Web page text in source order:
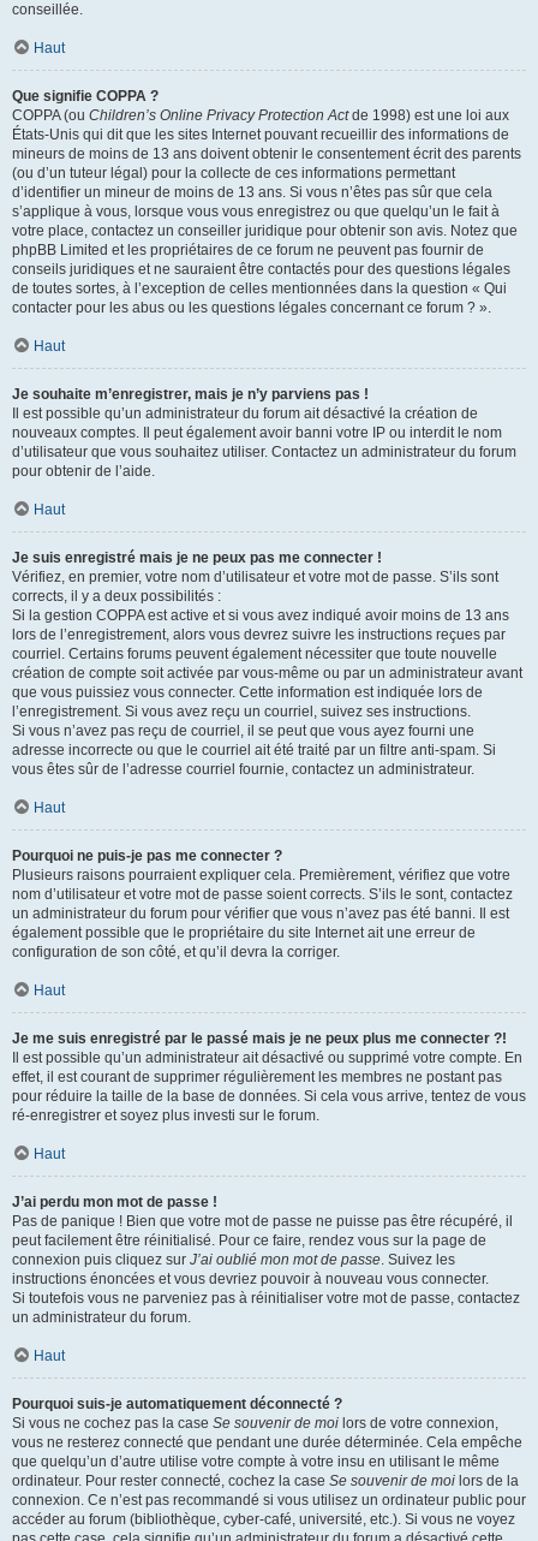
conseillée.
Haut
Que signifie COPPA ?
COPPA (ou Children’s Online Privacy Protection Actde 1998) est une loi aux
États-Unis qui dit que les sites Internet pouvant recueillir des informations de
mineurs de moins de 13 ans doivent obtenir le consentement écrit des parents
(ou d’un tuteur légal) pour la collecte de ces informations permettant
d’identifier un mineur de moins de 13 ans. Si vous n’êtes pas sûr que cela
s’applique à vous, lorsque vous vous enregistrez ou que quelqu’un le fait à
votre place, contactez un conseiller juridique pour obtenir son avis. Notez que
phpBB Limited et les propriétaires de ce forum ne peuvent pas fournir de
conseils juridiques et ne sauraient être contactés pour des questions légales
de toutes sortes, à l’exception de celles mentionnées dans la question « Qui
contacter pour les abus ou les questions légales concernant ce forum ? ».
Haut
Je souhaite m’enregistrer, mais je n’y parviens pas !
Il est possible qu’un administrateur du forum ait désactivé la création de
nouveaux comptes. Il peut également avoir banni votre IP ou interdit le nom
d’utilisateur que vous souhaitez utiliser. Contactez un administrateur du forum
pour obtenir de l’aide.
Haut
Je suis enregistré mais je ne peux pas me connecter !
Vérifiez, en premier, votre nom d’utilisateur et votre mot de passe. S’ils sont
corrects, il y a deux possibilités :
Si la gestion COPPA est active et si vous avez indiqué avoir moins de 13 ans
lors de l’enregistrement, alors vous devrez suivre les instructions reçues par
courriel. Certains forums peuvent également nécessiter que toute nouvelle
création de compte soit activée par vous-même ou par un administrateur avant
que vous puissiez vous connecter. Cette information est indiquée lors de
l’enregistrement. Si vous avez reçu un courriel, suivez ses instructions.
Si vous n’avez pas reçu de courriel, il se peut que vous ayez fourni une
adresse incorrecte ou que le courriel ait été traité par un filtre anti-spam. Si
vous êtes sûr de l’adresse courriel fournie, contactez un administrateur.
Haut
Pourquoi ne puis-je pas me connecter ?
Plusieurs raisons pourraient expliquer cela. Premièrement, vérifiez que votre
nom d’utilisateur et votre mot de passe soient corrects. S’ils le sont, contactez
un administrateur du forum pour vérifier que vous n’avez pas été banni. Il est
également possible que le propriétaire du site Internet ait une erreur de
configuration de son côté, et qu’il devra la corriger.
Haut
Je me suis enregistré par le passé mais je ne peux plus me connecter ?!
Il est possible qu’un administrateur ait désactivé ou supprimé votre compte. En
effet, il est courant de supprimer régulièrement les membres ne postant pas
pour réduire la taille de la base de données. Si cela vous arrive, tentez de vous
ré-enregistrer et soyez plus investi sur le forum.
Haut
J’ai perdu mon mot de passe !
Pas de panique ! Bien que votre mot de passe ne puisse pas être récupéré, il
peut facilement être réinitialisé. Pour ce faire, rendez vous sur la page de
connexion puis cliquez sur J’ai oublié mon mot de passe. Suivez les
instructions énoncées et vous devriez pouvoir à nouveau vous connecter.
Si toutefois vous ne parveniez pas à réinitialiser votre mot de passe, contactez
un administrateur du forum.
Haut
Pourquoi suis-je automatiquement déconnecté ?
Si vous ne cochez pas la case Se souvenir de moi lors de votre connexion,
vous ne resterez connecté que pendant une durée déterminée. Cela empêche
que quelqu’un d’autre utilise votre compte à votre insu en utilisant le même
ordinateur. Pour rester connecté, cochez la case Se souvenir de moi lors de la
connexion. Ce n’est pas recommandé si vous utilisez un ordinateur public pour
accéder au forum (bibliothèque, cyber-café, université, etc.). Si vous ne voyez